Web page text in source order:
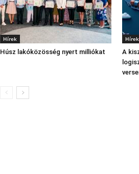
Hírek
Húsz lakóközösség nyert milliókat
Hírek
A